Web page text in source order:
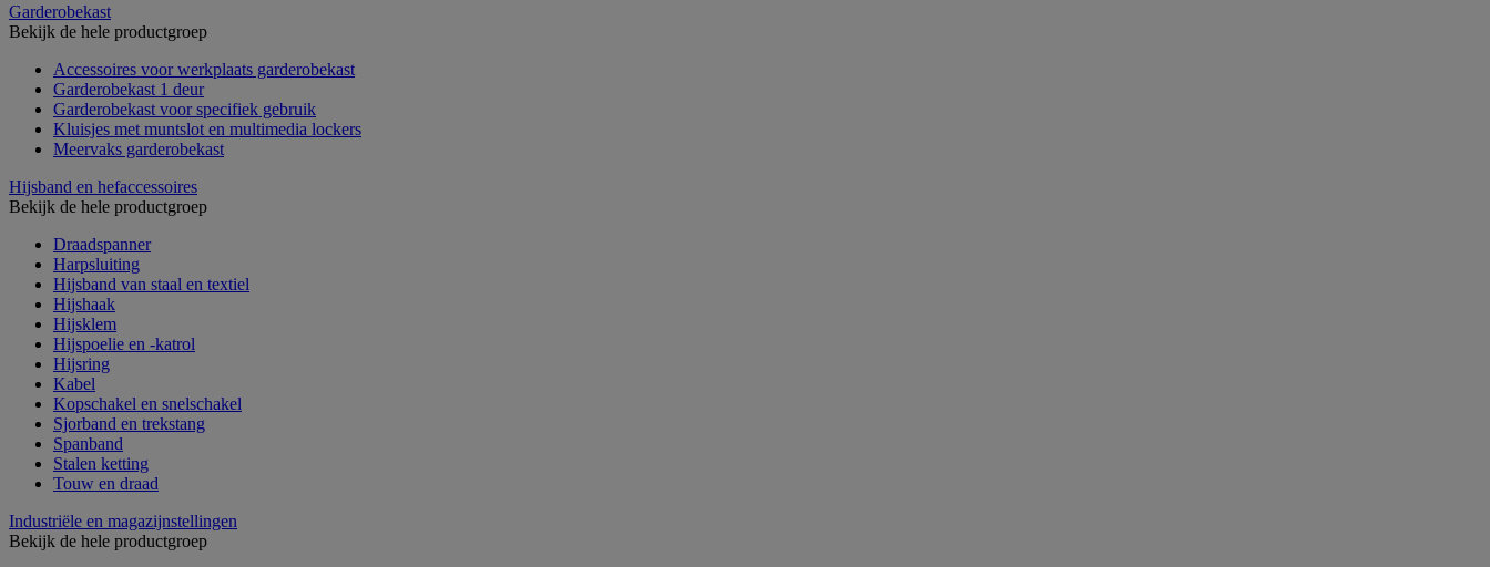
Garderobekast
Bekijk de hele productgroep
Accessoires voor werkplaats garderobekast
Garderobekast 1 deur
Garderobekast voor specifiek gebruik
Kluisjes met muntslot en multimedia lockers
Meervaks garderobekast
Hijsband en hefaccessoires
Bekijk de hele productgroep
Draadspanner
Harpsluiting
Hijsband van staal en textiel
Hijshaak
Hijsklem
Hijspoelie en -katrol
Hijsring
Kabel
Kopschakel en snelschakel
Sjorband en trekstang
Spanband
Stalen ketting
Touw en draad
Industriële en magazijnstellingen
Bekijk de hele productgroep